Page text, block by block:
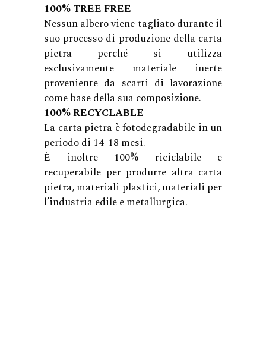
100% TREE FREE
Nessun albero viene tagliato durante il
suo processo di produzione della carta
pietra perché si utilizza
esclusivamente materiale inerte
proveniente da scarti di lavorazione
come base della sua composizione.
100% RECYCLABLE
La carta pietra è fotodegradabile in un
periodo di 14-18 mesi.
È inoltre 100% riciclabile e
recuperabile per produrre altra carta
pietra, materiali plastici, materiali per
l’industria edile e metallurgica.